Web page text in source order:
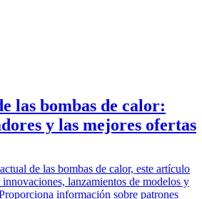
las bombas de calor:
y las mejores ofertas
de las bombas de calor, este artículo
lanzamientos de modelos y
información sobre patrones